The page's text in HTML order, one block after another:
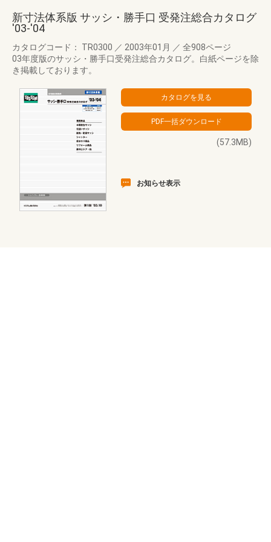
新寸法体系版 サッシ・勝手口 受発注総合カタログ
'03-'04
カタログコード： TR0300 ／ 2003年01月 ／ 全908ページ
03年度版のサッシ・勝手口受発注総合カタログ。白紙ページを除
き掲載しております。
(57.3MB)
お知らせ表示